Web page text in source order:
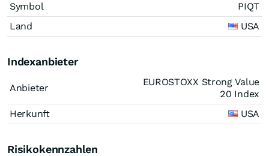
Symbol
PIQT
Land
USA
Indexanbieter
Anbieter
EUROSTOXX Strong Value
20 Index
Herkunft
USA
Risikokennzahlen